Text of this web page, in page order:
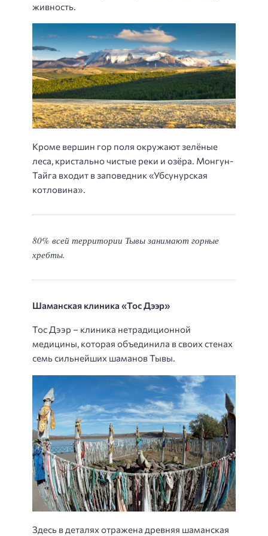
живность.
Кроме вершин гор поля окружают зелёные
леса, кристально чистые реки и озёра. Монгун-
Тайга входит в заповедник «Убсунурская
котловина».
80% всей территории Тывы занимают горные
хребты.
Шаманская клиника «Тос Дээр»
Тос Дээр – клиника нетрадиционной
медицины, которая объединила в своих стенах
семь сильнейших шаманов Тывы.
Здесь в деталях отражена древняя шаманская